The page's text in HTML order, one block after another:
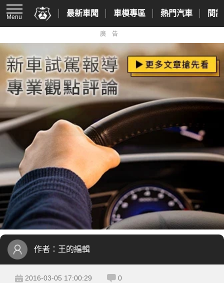
Menu 最新車聞 車模專區 熱門汽車 間
廣告
作者： 王的編輯
2016-03-05 17:00:29 0